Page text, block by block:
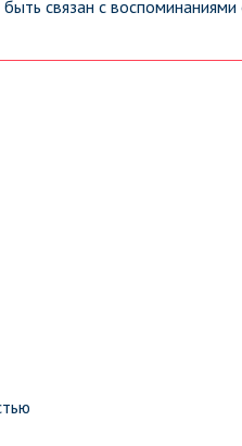
связан с